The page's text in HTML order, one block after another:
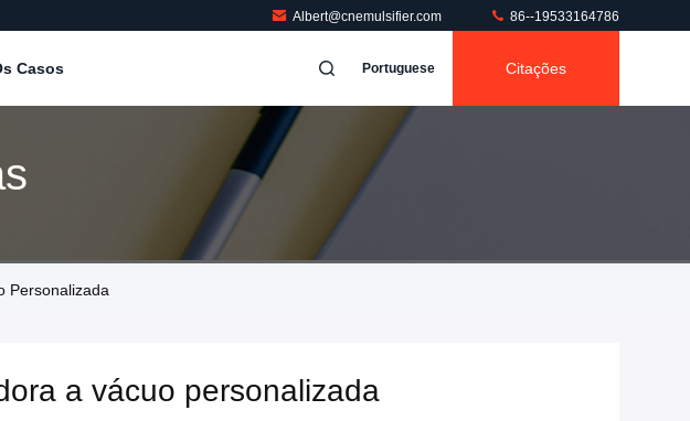
Albert@cnemulsifier.com 86--19533164786
Casos Portuguese Citações
Personalizada
a vácuo personalizada